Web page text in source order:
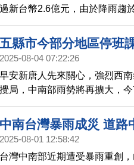
過新台幣2.6億元，由於降雨趨
一度解除大雨特報，但到了中
大雨特報，以及對台北、新北
五縣市今部分地區停班
2025-08-04 07:22:26
早安新唐人先來關心，強烈西
攪局，中南部雨勢將再擴大，
門易有短暫陣雨雷雨，並有局
義縣、台南市、高雄市、屏東
中南台灣暴雨成災 道路
2025-08-01 12:58:42
台灣中南部近期遭受暴雨重創